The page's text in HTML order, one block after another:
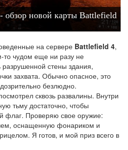
обзор новой карты Battlefield
на сервере Battlefield 4,
то чудом еще ни разу не
стены здания,
захвата. Обычно опасное, это
безлюдно.
сквозь развалины. Внутри
тьму достаточно, чтобы
флаг. Проверяю свое оружие:
оснащенную фонариком и
Я готов, и мой приз всего в